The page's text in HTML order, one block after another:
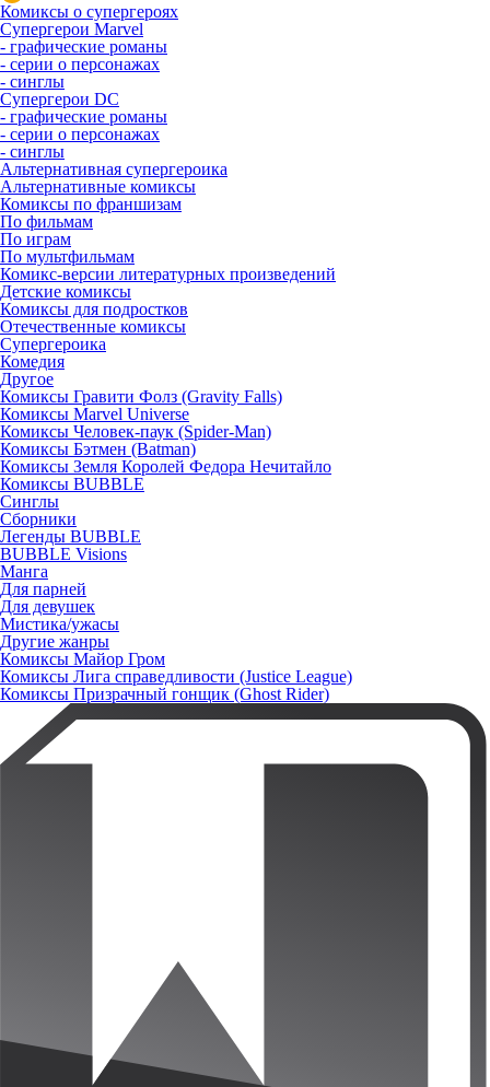
Комиксы о супергероях
Супергерои Marvel
- графические романы
- серии о персонажах
- синглы
Супергерои DC
- графические романы
- серии о персонажах
- синглы
Альтернативная супергероика
Альтернативные комиксы
Комиксы по франшизам
По фильмам
По играм
По мультфильмам
Комикс-версии литературных произведений
Детские комиксы
Комиксы для подростков
Отечественные комиксы
Супергероика
Комедия
Другое
Комиксы Гравити Фолз (Gravity Falls)
Комиксы Marvel Universe
Комиксы Человек-паук (Spider-Man)
Комиксы Бэтмен (Batman)
Комиксы Земля Королей Федора Нечитайло
Комиксы BUBBLE
Синглы
Сборники
Легенды BUBBLE
BUBBLE Visions
Манга
Для парней
Для девушек
Мистика/ужасы
Другие жанры
Комиксы Майор Гром
Комиксы Лига справедливости (Justice League)
Комиксы Призрачный гонщик (Ghost Rider)